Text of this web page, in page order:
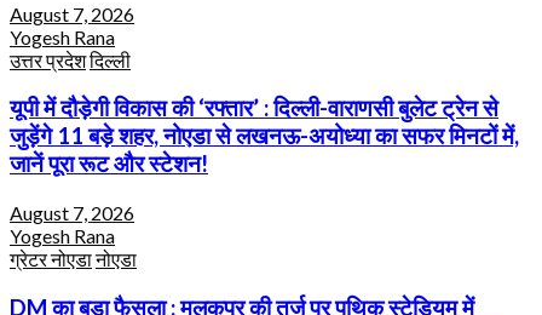
August 7, 2026
Yogesh Rana
उत्तर प्रदेशदिल्ली
यूपी में दौड़ेगी विकास की ‘रफ्तार’ : दिल्ली-वाराणसी बुलेट ट्रेन से
जुड़ेंगे 11 बड़े शहर, नोएडा से लखनऊ-अयोध्या का सफर मिनटों में,
जानें पूरा रूट और स्टेशन!
August 7, 2026
Yogesh Rana
ग्रेटर नोएडानोएडा
DM का बड़ा फैसला : मलकपुर की तर्ज पर पथिक स्टेडियम में